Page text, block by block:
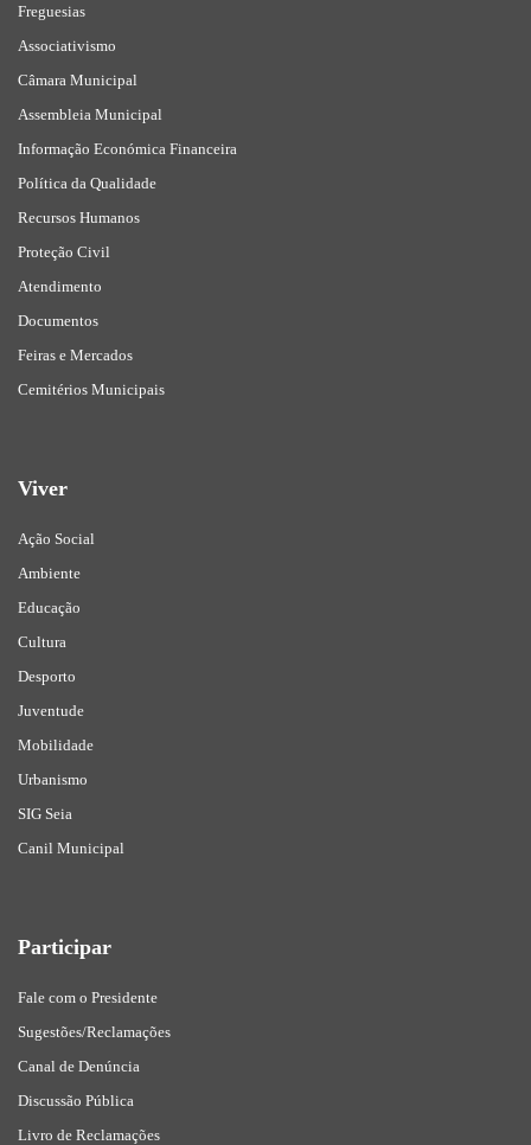
Freguesias
Associativismo
Câmara Municipal
Assembleia Municipal
Informação Económica Financeira
Política da Qualidade
Recursos Humanos
Proteção Civil
Atendimento
Documentos
Feiras e Mercados
Cemitérios Municipais
Viver
Ação Social
Ambiente
Educação
Cultura
Desporto
Juventude
Mobilidade
Urbanismo
SIG Seia
Canil Municipal
Participar
Fale com o Presidente
Sugestões/Reclamações
Canal de Denúncia
Discussão Pública
Livro de Reclamações